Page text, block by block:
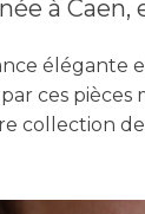
à Caen,
élégante
ces pièces
collection